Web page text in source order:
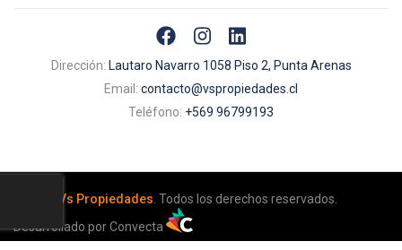
Dirección: Lautaro Navarro 1058 Piso 2, Punta Arenas
Email: contacto@vspropiedades.cl
Teléfono: +569 96799193
Vs Propiedades . Todos los derechos reservados.
Desarrollado por Convecta